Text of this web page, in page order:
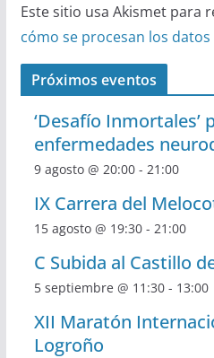
Este sitio usa Akismet para
cómo se procesan los
Próximos eventos
‘Desafío Inmortales’
enfermedades
9 agosto @ 20:00- 21:00
IX Carrera del
15 agosto @ 19:30- 21:00
C Subida al Castillo
5 septiembre @ 11:30- 13:00
XII Maratón
Logroño